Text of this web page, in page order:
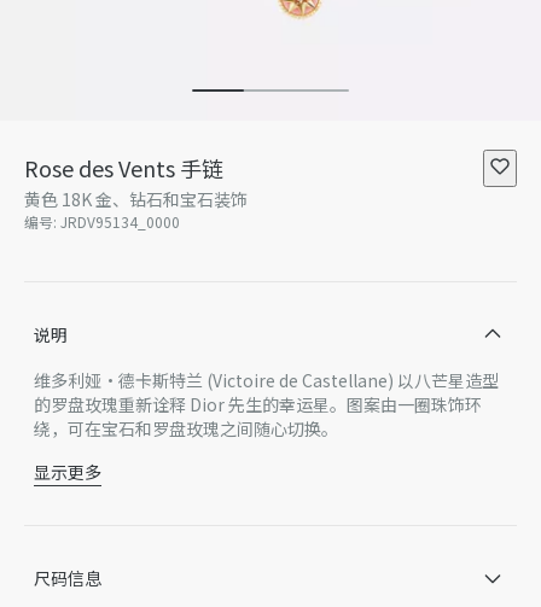
Rose des Vents 手链
黄色 18K 金、钻石和宝石装饰
编号: JRDV95134_0000
说明
维多利娅·德卡斯特兰 (Victoire de Castellane) 以八芒星造型
的罗盘玫瑰重新诠释 Dior 先生的幸运星。图案由一圈珠饰环
绕，可在宝石和罗盘玫瑰之间随心切换。
黄色 18K 金
图案直径：8 毫米
显示更多
尺码信息